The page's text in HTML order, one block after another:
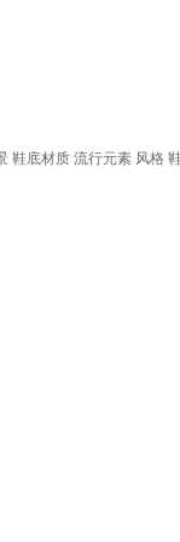
鞋底材质 流行元素 风格